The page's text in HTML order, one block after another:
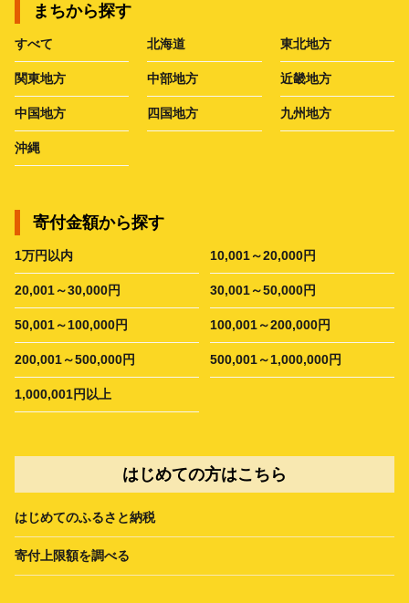
まちから探す
すべて 北海道 東北地方
関東地方 中部地方 近畿地方
中国地方 四国地方 九州地方
沖縄
寄付金額から探す
1万円以内 10,001～20,000円
20,001～30,000円 30,001～50,000円
50,001～100,000円 100,001～200,000円
200,001～500,000円 500,001～1,000,000円
1,000,001円以上
はじめての方はこちら
はじめてのふるさと納税
寄付上限額を調べる